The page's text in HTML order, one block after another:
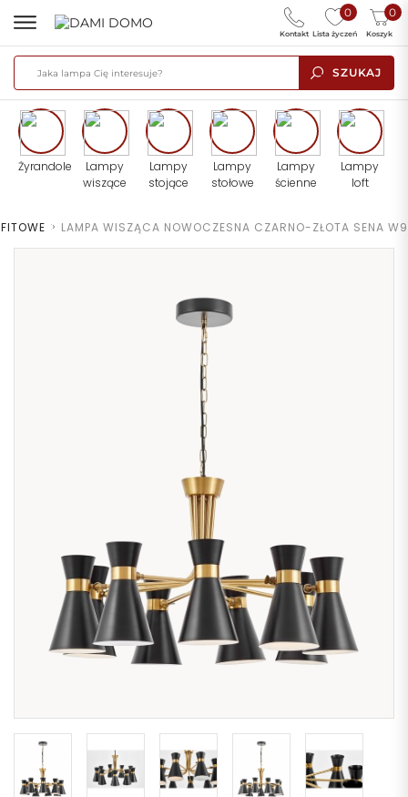
SZUKAJ
0
Lista życzeń
0
Koszyk
Kontakt
Żyrandole
Lampy
wiszące
Lampy
stojące
Lampy
stołowe
Lampy
ścienne
Lampy
loft
> LAMPA WISZĄCA NOWOCZESNA CZARNO-ZŁOTA SENA W9